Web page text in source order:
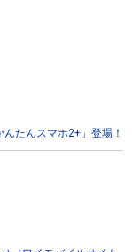
たんスマホ2+」登場！